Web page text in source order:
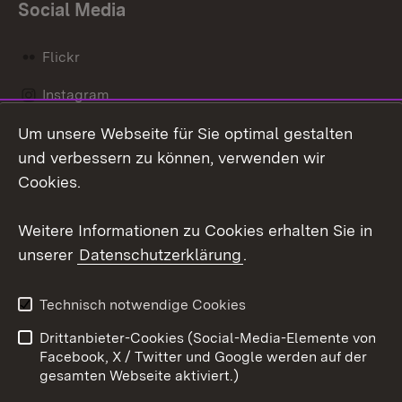
Social Media
Flickr
Instagram
Social Wall
Barrierefreiheit
Benutzungshinweise
Impressum
Cookies
Um unsere Webseite für Sie optimal gestalten
und verbessern zu können, verwenden wir
Cookies.
Weitere Informationen zu Cookies erhalten Sie in
unserer Datenschutzerklärung.
Technisch notwendige Cookies
Drittanbieter-Cookies (Social-Media-Elemente von
Facebook, X / Twitter und Google werden auf der
gesamten Webseite aktiviert.)